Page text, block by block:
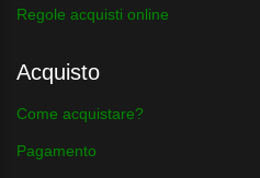
Regole acquisti online
Acquisto
Come acquistare?
Pagamento